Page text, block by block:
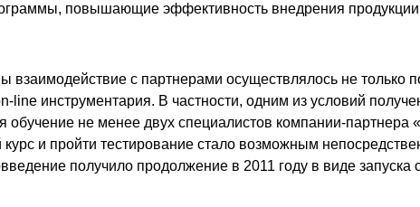
повышающие эффективность внедрения продукции
взаимодействие с партнерами осуществлялось не только
-line инструментария. В частности, одним из условий
обучение не менее двух специалистов компании-партнера
и пройти тестирование стало возможным
получило продолжение в 2011 году в виде запуска